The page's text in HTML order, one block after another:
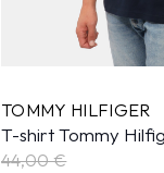
TOMMY HILFIGER
T-shirt Tommy
44,00 €